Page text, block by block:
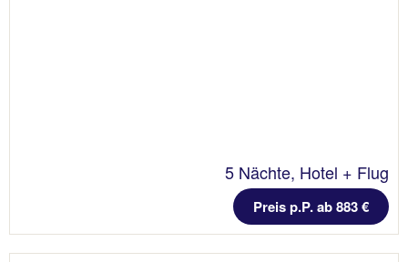
5 Nächte, Hotel + Flug
Preis p.P. ab 883 €